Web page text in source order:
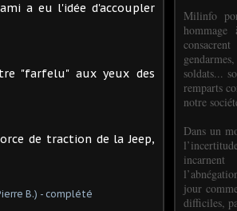
a eu l'idée d'accoupler
"farfelu" aux yeux des
de traction de la Jeep,
Milinfo
soldats...
remparts
notre
Dans un
jour
difficiles,